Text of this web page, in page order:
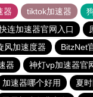
器 tiktok加速器
连加速器官网入口
风加速度器 BitzNet
器 神灯vp加速器官
加速器哪个好用 夏